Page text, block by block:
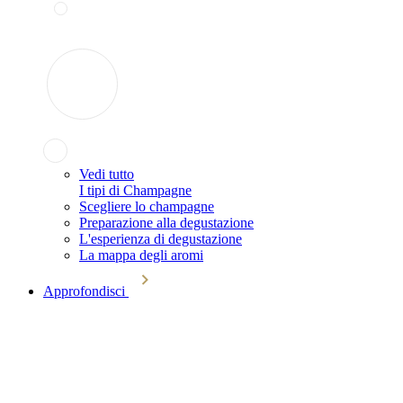
Vedi tutto
I tipi di Champagne
Scegliere lo champagne
Preparazione alla degustazione
L'esperienza di degustazione
La mappa degli aromi
Approfondisci